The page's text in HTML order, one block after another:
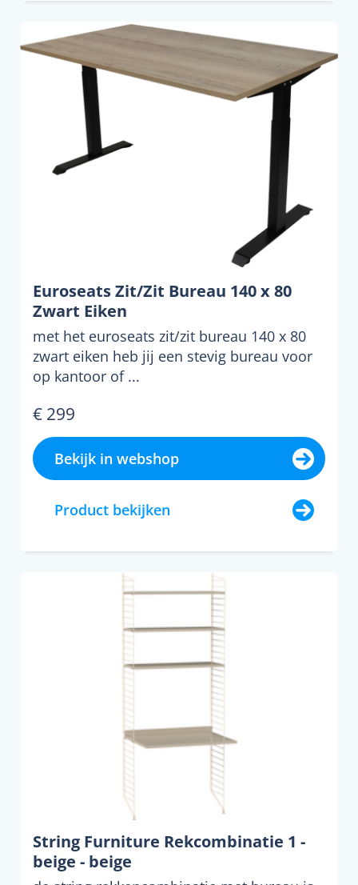
Euroseats Zit/Zit Bureau 140 x 80
Zwart Eiken
met het euroseats zit/zit bureau 140 x 80
zwart eiken heb jij een stevig bureau voor
op kantoor of ...
€ 299
Bekijk in webshop
Product bekijken
String Furniture Rekcombinatie 1 -
beige - beige